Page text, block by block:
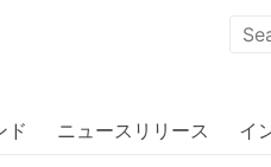
」「機能的な商品」「コスト
ド ニュースリリース イ